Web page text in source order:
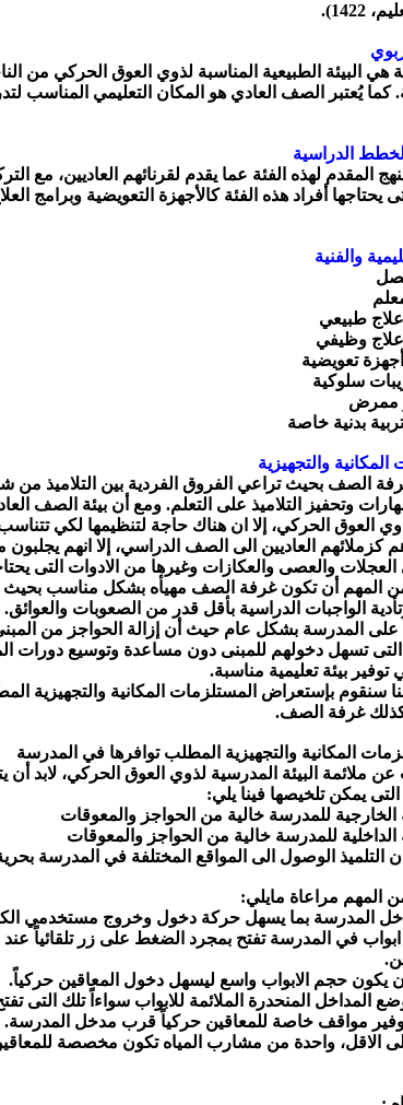
1422).
هي البيئة الطبيعية المناسبة لذوي العوق الحركي من
كما يُعتبر الصف العادي هو المكان التعليمي المناسب
الدراسية
المقدم لهذه الفئة عما يقدم لقرنائهم العاديين، مع
يحتاجها أفراد هذه الفئة كالأجهزة التعويضية وبرامج
والفنية
المكانية والتجهيزية
الصف بحيث تراعي الفروق الفردية بين التلاميذ من
وتحفيز التلاميذ على التعلم. ومع أن بيئة الصف
العوق الحركي، إلا ان هناك حاجة لتنظيمها لكي
كزملائهم العاديين الى الصف الدراسي، إلا انهم يجلبون
والعصى والعكازات وغيرها من الادوات التى
المهم أن تكون غرفة الصف مهيأه بشكل مناسب بحيث
الواجبات الدراسية بأقل قدر من الصعوبات
على المدرسة بشكل عام حيث أن إزالة الحواجز من
التى تسهل دخولهم للمبنى دون مساعدة وتوسيع دورات
توفير بيئة تعليمية مناسبة.
سنقوم بإستعراض المستلزمات المكانية والتجهيزية
غرفة الصف.
المكانية والتجهيزية المطلب توافرها في المدرسة
ملائمة البيئة المدرسية لذوي العوق الحركي، لابد أن
يمكن تلخيصها فينا يلي:
المهم مراعاة مايلي:
في المدرسة تفتح بمجرد الضغط على زر تلقائياً
الاقل، واحدة من مشارب المياه تكون مخصصة